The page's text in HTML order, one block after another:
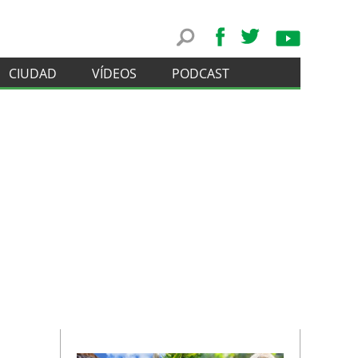
CIUDAD VÍDEOS PODCAST